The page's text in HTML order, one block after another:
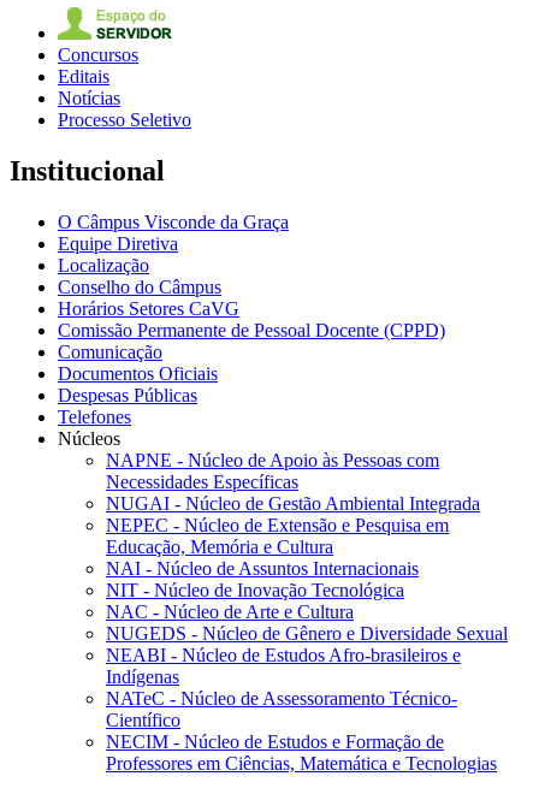
Concursos
Editais
Notícias
Processo Seletivo
Institucional
O Câmpus Visconde da Graça
Equipe Diretiva
Localização
Conselho do Câmpus
Horários Setores CaVG
Comissão Permanente de Pessoal Docente (CPPD)
Comunicação
Documentos Oficiais
Despesas Públicas
Telefones
Núcleos
NAPNE - Núcleo de Apoio às Pessoas com
Necessidades Específicas
NUGAI - Núcleo de Gestão Ambiental Integrada
NEPEC - Núcleo de Extensão e Pesquisa em
Educação, Memória e Cultura
NAI - Núcleo de Assuntos Internacionais
NIT - Núcleo de Inovação Tecnológica
NAC - Núcleo de Arte e Cultura
NUGEDS - Núcleo de Gênero e Diversidade Sexual
NEABI - Núcleo de Estudos Afro-brasileiros e
Indígenas
NATeC - Núcleo de Assessoramento Técnico-
Científico
NECIM - Núcleo de Estudos e Formação de
Professores em Ciências, Matemática e Tecnologias